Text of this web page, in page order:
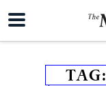
TAG: